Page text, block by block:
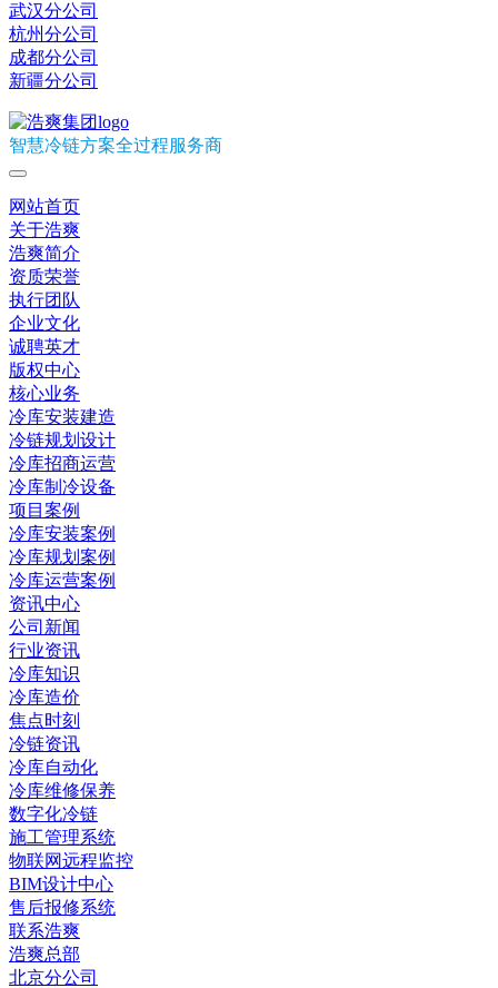
武汉分公司
杭州分公司
成都分公司
新疆分公司
智慧冷链方案全过程服务商
网站首页
关于浩爽
浩爽简介
资质荣誉
执行团队
企业文化
诚聘英才
版权中心
核心业务
冷库安装建造
冷链规划设计
冷库招商运营
冷库制冷设备
项目案例
冷库安装案例
冷库规划案例
冷库运营案例
资讯中心
公司新闻
行业资讯
冷库知识
冷库造价
焦点时刻
冷链资讯
冷库自动化
冷库维修保养
数字化冷链
施工管理系统
物联网远程监控
BIM设计中心
售后报修系统
联系浩爽
浩爽总部
北京分公司